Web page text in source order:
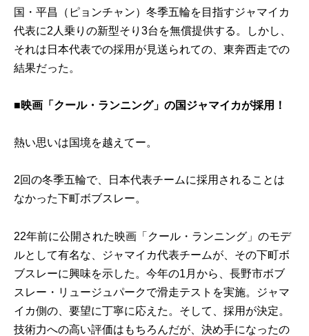
国・平昌（ピョンチャン）冬季五輪を目指すジャマイカ
代表に2人乗りの新型そり3台を無償提供する。しかし、
それは日本代表での採用が見送られての、東奔西走での
結果だった。
■映画「クール・ランニング」の国ジャマイカが採用！
熱い思いは国境を越えてー。
2回の冬季五輪で、日本代表チームに採用されることは
なかった下町ボブスレー。
22年前に公開された映画「クール・ランニング」のモデ
ルとして有名な、ジャマイカ代表チームが、その下町ボ
ブスレーに興味を示した。今年の1月から、長野市ボブ
スレー・リュージュパークで滑走テストを実施。ジャマ
イカ側の、要望に丁寧に応えた。そして、採用が決定。
技術力への高い評価はもちろんだが、決め手になったの